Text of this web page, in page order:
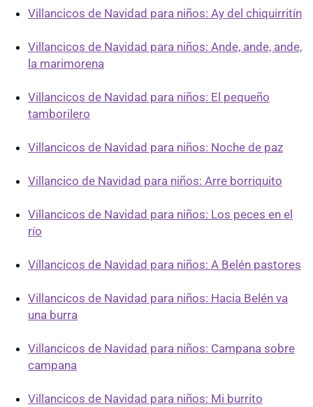
Villancicos de Navidad para niños: Ay del chiquirritín
Villancicos de Navidad para niños: Ande, ande, ande,
la marimorena
Villancicos de Navidad para niños: El pequeño
tamborilero
Villancicos de Navidad para niños: Noche de paz
Villancico de Navidad para niños: Arre borriquito
Villancicos de Navidad para niños: Los peces en el
río
Villancicos de Navidad para niños: A Belén pastores
Villancicos de Navidad para niños: Hacia Belén va
una burra
Villancicos de Navidad para niños: Campana sobre
campana
Villancicos de Navidad para niños: Mi burrito